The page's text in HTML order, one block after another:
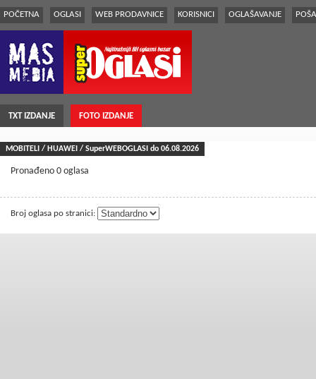
POČETNA OGLASI WEB PRODAVNICE KORISNICI OGLAŠAVANJE
TXT IZDANJE FOTO IZDANJE
MOBITELI / HUAWEI / SuperWEBOGLASI do 06.08.2026
Pronađeno 0 oglasa
Broj oglasa po stranici: